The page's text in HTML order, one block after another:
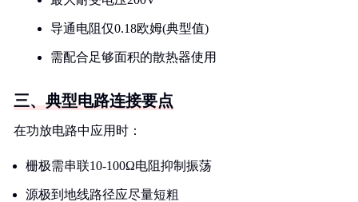
导通电阻仅0.18欧姆(典型值)
需配合足够面积的散热器使用
三、典型电路连接要点
在功放电路中应用时：
栅极需串联10-100Ω电阻抑制振荡
源极到地线路径应尽量短粗